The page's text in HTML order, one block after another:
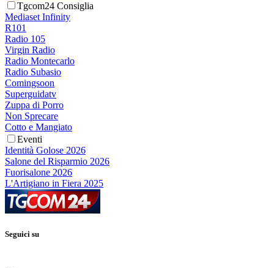
Tgcom24 Consiglia
Mediaset Infinity
R101
Radio 105
Virgin Radio
Radio Montecarlo
Radio Subasio
Comingsoon
Superguidatv
Zuppa di Porro
Non Sprecare
Cotto e Mangiato
Eventi
Identità Golose 2026
Salone del Risparmio 2026
Fuorisalone 2026
L'Artigiano in Fiera 2025
Seguici su